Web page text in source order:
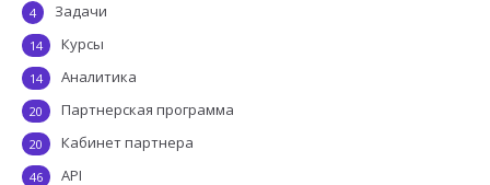
Задачи
4
Курсы
14
Аналитика
14
Партнерская программа
20
Кабинет партнера
20
API
46